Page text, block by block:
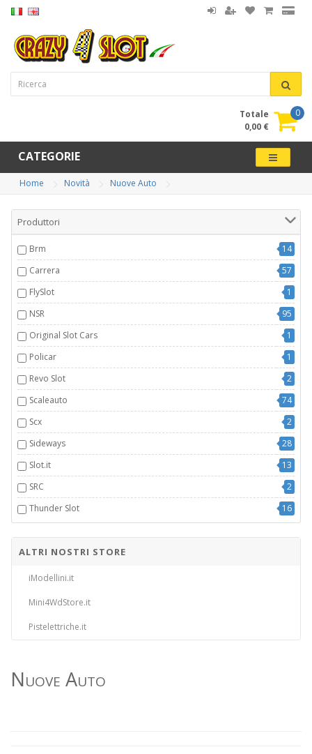
0
Totale
0,00 €
CATEGORIE
Home Novità Nuove Auto
Produttori
Brm
14
Carrera
57
FlySlot
1
NSR
95
Original Slot Cars
1
Policar
1
Revo Slot
2
Scaleauto
74
Scx
2
Sideways
28
Slot.it
13
SRC
2
Thunder Slot
16
ALTRI NOSTRI STORE
iModellini.it
Mini4WdStore.it
Pistelettriche.it
Nuove Auto